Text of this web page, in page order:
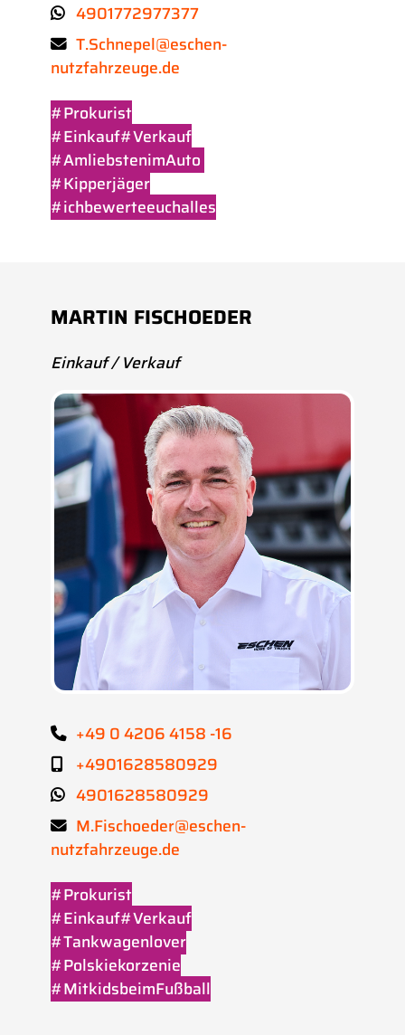
#Prokurist
#Einkauf#Verkauf
#AmliebstenimAuto
#Kipperjäger
#ichbewerteeuchalles
4901772977377
T.Schnepel@eschen-
nutzfahrzeuge.de
MARTIN FISCHOEDER
Einkauf / Verkauf
#Prokurist
#Einkauf#Verkauf
#Tankwagenlover
#Polskiekorzenie
#MitkidsbeimFußball
+49 0 4206 4158 -16
+4901628580929
4901628580929
M.Fischoeder@eschen-
nutzfahrzeuge.de